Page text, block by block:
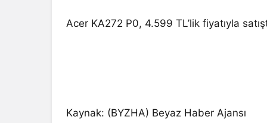
Acer KA272 P0, 4.599 TL’lik fiyatıyla
Kaynak: (BYZHA) Beyaz Haber Ajansı